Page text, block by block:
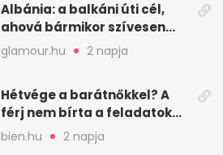
Albánia: a balkáni úti cél,
ahová bármikor szívesen
visszamennék
glamour.hu 2 napja
Hétvége a barátnőkkel? A
férj nem bírta a feladatokat,
a feleség levegőt kér
bien.hu 2 napja